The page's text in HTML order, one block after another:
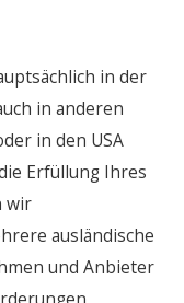
in der
in anderen
in den USA
Erfüllung Ihres
wir
ausländische
und Anbieter